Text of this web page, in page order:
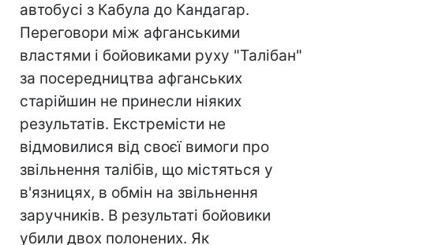
автобусі з Кабула до Кандагар.
Переговори між афганськими
властями і бойовиками руху "Талібан"
за посередництва афганських
старійшин не принесли ніяких
результатів. Екстремісти не
відмовилися від своєї вимоги про
звільнення талібів, що містяться у
в'язницях, в обмін на звільнення
заручників. В результаті бойовики
убили двох полонених. Як